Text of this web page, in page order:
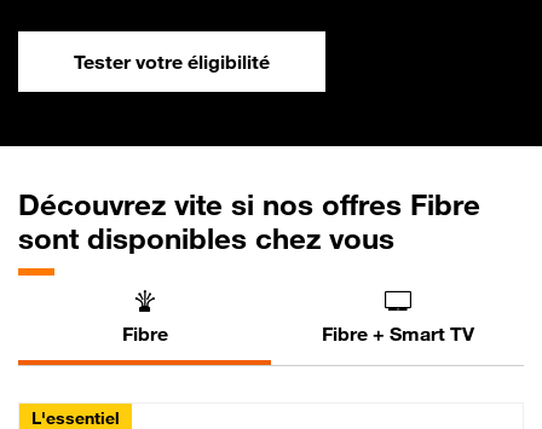
Tester votre éligibilité
Découvrez vite si nos offres Fibre
sont disponibles chez vous
Fibre Fibre + Smart TV
L'essentiel